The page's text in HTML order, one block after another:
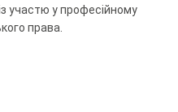
участю у професійному
права.